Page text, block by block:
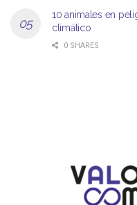
10 animales en
climático
0 SHARES